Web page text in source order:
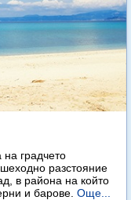
градчето
разстояние
в района на който
и барове. Още...